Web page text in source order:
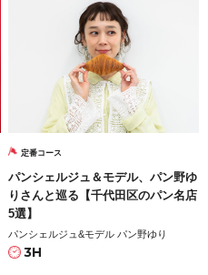
定番コース
パンシェルジュ＆モデル、パン野ゆ
りさんと巡る【千代田区のパン名店
5選】
パンシェルジュ&モデル パン野ゆり
3H